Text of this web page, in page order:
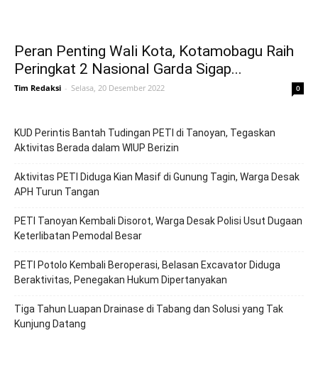
Peran Penting Wali Kota, Kotamobagu Raih
Peringkat 2 Nasional Garda Sigap...
Tim Redaksi - Selasa, 20 Desember 2022 0
KUD Perintis Bantah Tudingan PETI di Tanoyan, Tegaskan
Aktivitas Berada dalam WIUP Berizin
Aktivitas PETI Diduga Kian Masif di Gunung Tagin, Warga Desak
APH Turun Tangan
PETI Tanoyan Kembali Disorot, Warga Desak Polisi Usut Dugaan
Keterlibatan Pemodal Besar
PETI Potolo Kembali Beroperasi, Belasan Excavator Diduga
Beraktivitas, Penegakan Hukum Dipertanyakan
Tiga Tahun Luapan Drainase di Tabang dan Solusi yang Tak
Kunjung Datang